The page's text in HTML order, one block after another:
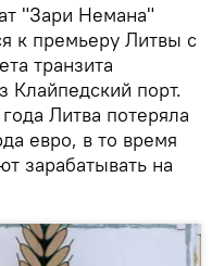
"Зари Немана"
к премьеру Литвы с
транзита
Клайпедский порт.
Литва потеряла
евро, в то время
зарабатывать на